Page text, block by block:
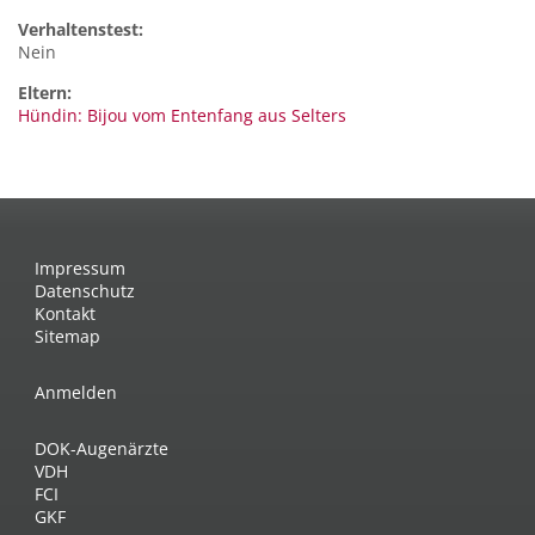
Verhaltenstest:
Nein
Eltern:
Hündin: Bijou vom Entenfang aus Selters
Impressum
Datenschutz
Kontakt
Sitemap
Anmelden
DOK-Augenärzte
VDH
FCI
GKF